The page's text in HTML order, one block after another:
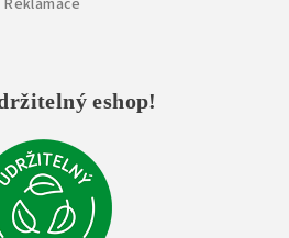
Reklamace
eshop!